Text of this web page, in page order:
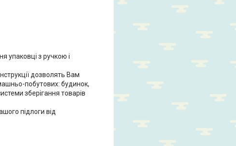
упаковці з ручкою і
дозволять Вам
побутових: будинок,
зберігання товарів
підлоги від